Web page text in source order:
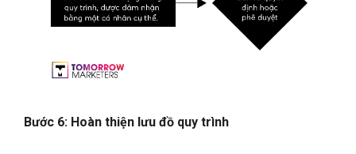
Bước 6: Hoàn thiện lưu đồ quy trình